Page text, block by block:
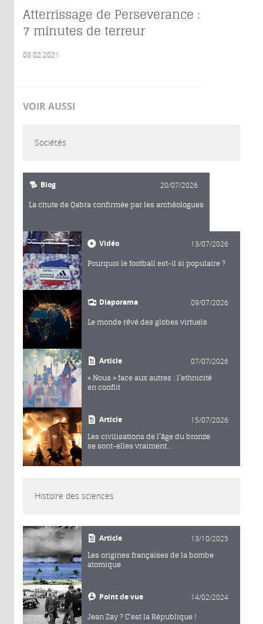
Atterrissage de Perseverance :
7 minutes de terreur
08.02.2021
VOIR AUSSI
Sociétés
Blog 20/07/2026
La chute de Qabra confirmée par les archéologues
Vidéo 13/07/2026
Pourquoi le football est-il si populaire ?
Diaporama 09/07/2026
Le monde rêvé des globes virtuels
Article 07/07/2026
« Nous » face aux autres : l’ethnicité
en conflit
Article 15/07/2026
Les civilisations de l’âge du bronze
se sont-elles vraiment...
Histoire des sciences
Article 13/10/2025
Les origines françaises de la bombe
atomique
Point de vue 14/02/2024
Jean Zay ? C'est la République !